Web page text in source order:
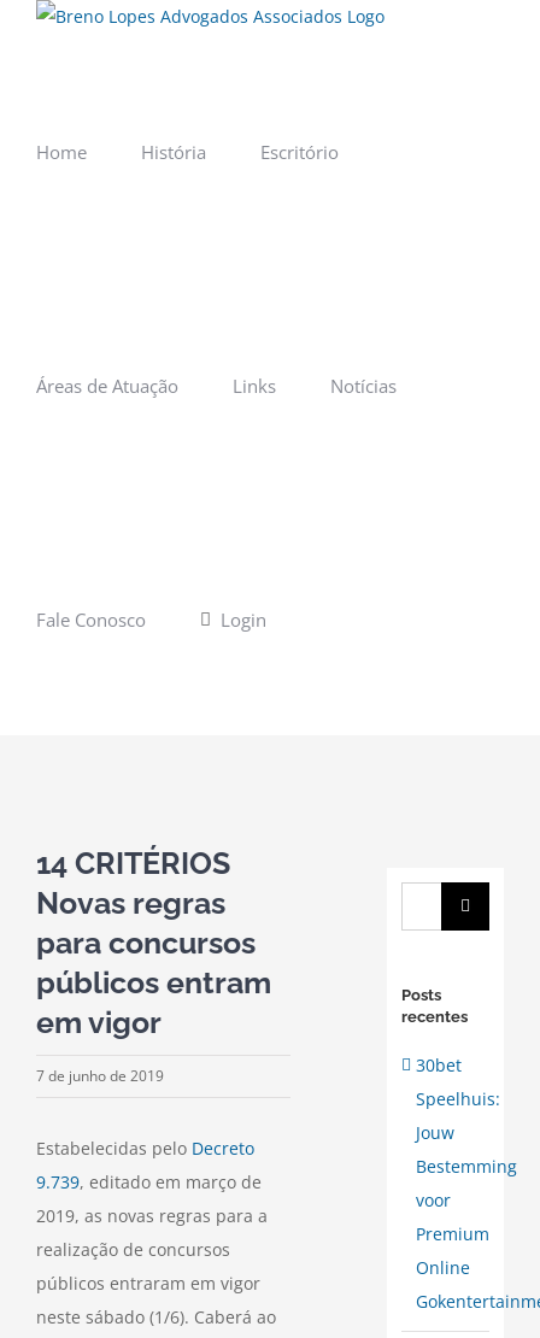
Home História Escritório
Áreas de Atuação Links Notícias
Fale Conosco Login
Larger
Image
14 CRITÉRIOS
Novas regras
para concursos
públicos entram
em vigor
7 de junho de 2019
Estabelecidas pelo Decreto
9.739, editado em março de
2019, as novas regras para a
realização de concursos
públicos entraram em vigor
neste sábado (1/6). Caberá ao
resultados
Posts
recentes
30bet
Speelhuis:
Jouw
Bestemming
voor
Premium
Online